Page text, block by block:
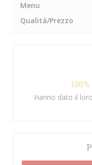
Menu
Qualità/Prezzo
Hanno dato il